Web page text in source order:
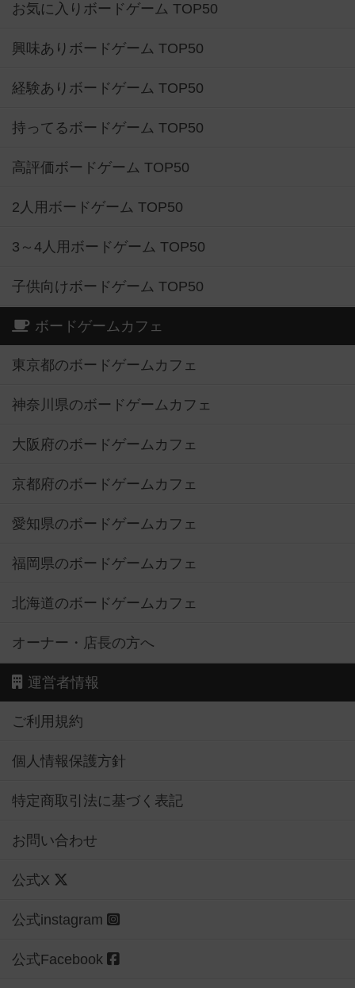
お気に入りボードゲーム TOP50
興味ありボードゲーム TOP50
経験ありボードゲーム TOP50
持ってるボードゲーム TOP50
高評価ボードゲーム TOP50
2人用ボードゲーム TOP50
3～4人用ボードゲーム TOP50
子供向けボードゲーム TOP50
ボードゲームカフェ
東京都のボードゲームカフェ
神奈川県のボードゲームカフェ
大阪府のボードゲームカフェ
京都府のボードゲームカフェ
愛知県のボードゲームカフェ
福岡県のボードゲームカフェ
北海道のボードゲームカフェ
オーナー・店長の方へ
運営者情報
ご利用規約
個人情報保護方針
特定商取引法に基づく表記
お問い合わせ
公式X
公式instagram
公式Facebook